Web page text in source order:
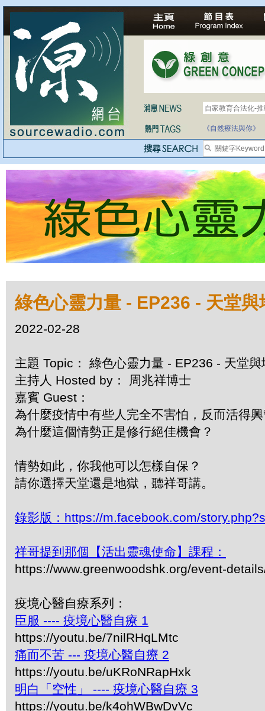
自家教育合法化-
醫療有選擇，人人
《自然療法與你》
綠色心靈力量 - EP236 - 天堂
2022-02-28
主題 Topic： 綠色心靈力量 - EP236 - 天堂
主持人 Hosted by： 周兆祥博士
嘉賓 Guest：
為什麼疫情中有些人完全不害怕，反而活得
為什麼這個情勢正是修行絕佳機會？
情勢如此，你我他可以怎樣自保？
請你選擇天堂還是地獄，聽祥哥講。
錄影版：https://m.facebook.com/
祥哥提到那個【活出靈魂使命】課程：
https://www.greenwoodshk.org/event-
疫境心醫自療系列：
臣服 ---- 疫境心醫自療 1
https://youtu.be/7nilRHqLMtc
痛而不苦 --- 疫境心醫自療 2
https://youtu.be/uKRoNRapHxk
明白「空性」 ---- 疫境心醫自療 3
https://youtu.be/k4ohWBwDvVc